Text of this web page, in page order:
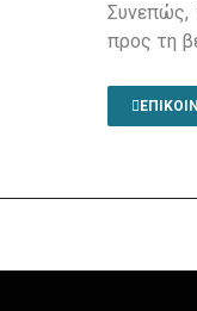
Συνεπώς,
προς τη